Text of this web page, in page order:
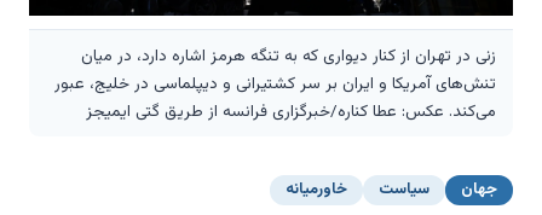
زنی در تهران از کنار دیواری که به تنگه هرمز اشاره دارد، در میان
تنش‌های آمریکا و ایران بر سر کشتیرانی و دیپلماسی در خلیج، عبور
می‌کند. عکس: عطا کناره/خبرگزاری فرانسه از طریق گتی ایمیجز
جهان سیاست خاورمیانه